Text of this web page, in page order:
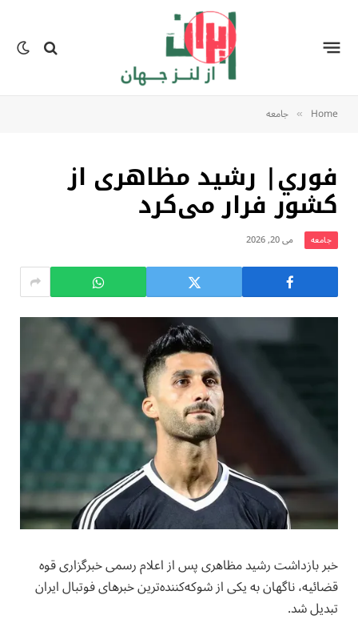
Home
» جامعه
فوري| رشید مظاهری از
کشور فرار می‌کرد
جامعه می 20, 2026
خبر بازداشت رشید مظاهری پس از اعلام رسمی خبرگزاری قوه
قضائیه، ناگهان به یکی از شوکه‌کننده‌ترین خبرهای فوتبال ایران
تبدیل شد.